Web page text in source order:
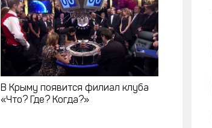
В Крыму появится филиал клуба
«Что? Где? Когда?»